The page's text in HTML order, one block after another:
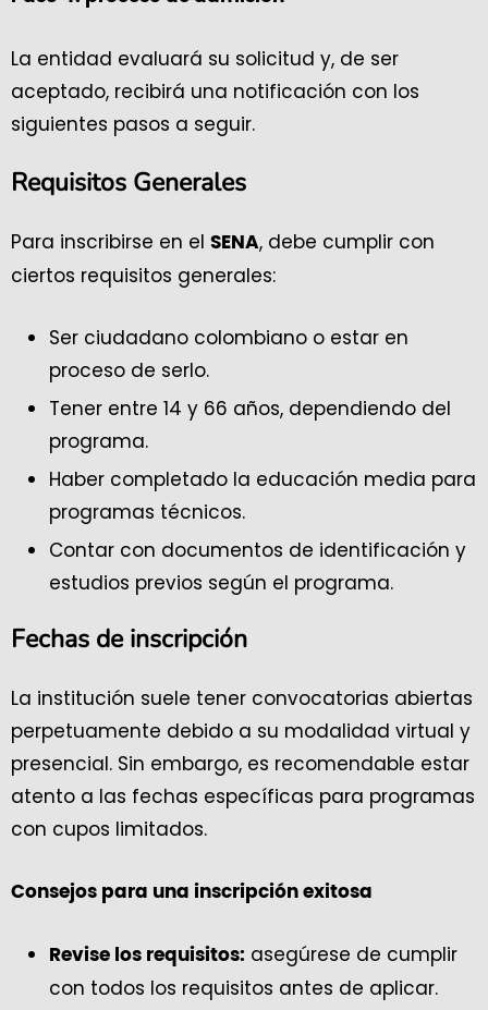
La entidad evaluará su solicitud y, de ser
aceptado, recibirá una notificación con los
siguientes pasos a seguir.
Requisitos Generales
Para inscribirse en el SENA, debe cumplir con
ciertos requisitos generales:
Ser ciudadano colombiano o estar en
proceso de serlo.
Tener entre 14 y 66 años, dependiendo del
programa.
Haber completado la educación media para
programas técnicos.
Contar con documentos de identificación y
estudios previos según el programa.
Fechas de inscripción
La institución suele tener convocatorias abiertas
perpetuamente debido a su modalidad virtual y
presencial. Sin embargo, es recomendable estar
atento a las fechas específicas para programas
con cupos limitados.
Consejos para una inscripción exitosa
Revise los requisitos: asegúrese de cumplir
con todos los requisitos antes de aplicar.